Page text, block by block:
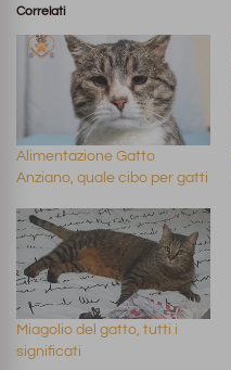
Correlati
Alimentazione Gatto
Anziano, quale cibo per gatti
Miagolio del gatto, tutti i
significati